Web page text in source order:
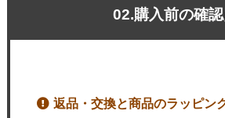
02.購入前の確
返品・交換と商品のラッピン